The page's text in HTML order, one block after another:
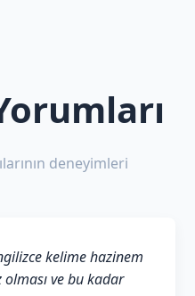
deneyimleri
kelime hazinem
ve bu kadar